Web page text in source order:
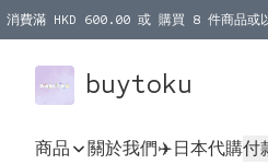
消費滿 HKD 600.00 或 購買 8 件商品或
buytoku
商品 關於我們✈️日本代購付